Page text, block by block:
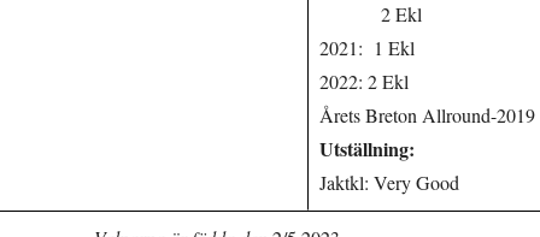
2 Ekl
2021: 1 Ekl
2022: 2 Ekl
Årets Breton Allround-2019
Utställning:
Jaktkl: Very Good